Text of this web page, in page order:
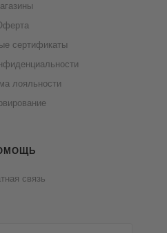
сертификаты
лояльности
связь